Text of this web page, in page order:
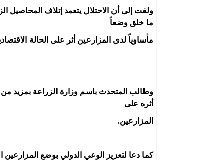
ولفت إلى أن الاحتلال يتعمد إتلاف المحاصيل
ما خلق وضعاً
مأساوياً لدى المزارعين أثر على الحالة
وطالب المتحدث باسم وزارة الزراعة بمزيد
أثره على
المزارعين.
كما دعا لتعزيز الوعي الدولي بوضع